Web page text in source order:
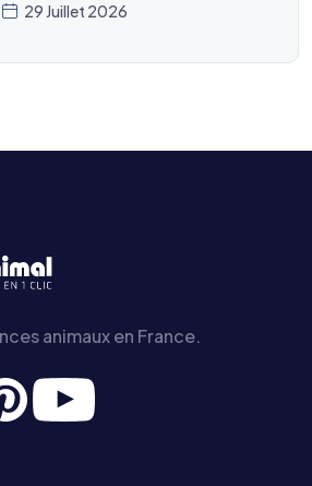
29 Juillet 2026
animaux en France.